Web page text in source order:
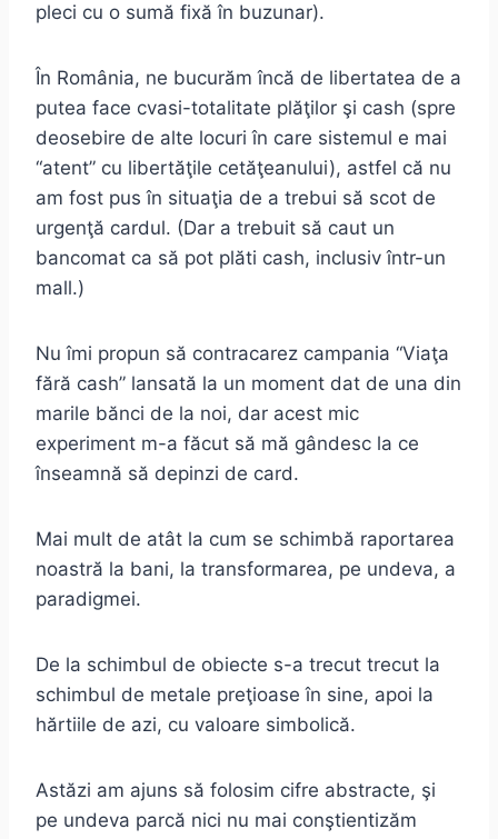
pleci cu o sumă fixă în buzunar).
În România, ne bucurăm încă de libertatea de a
putea face cvasi-totalitate plăţilor şi cash (spre
deosebire de alte locuri în care sistemul e mai
“atent” cu libertăţile cetăţeanului), astfel că nu
am fost pus în situaţia de a trebui să scot de
urgenţă cardul. (Dar a trebuit să caut un
bancomat ca să pot plăti cash, inclusiv într-un
mall.)
Nu îmi propun să contracarez campania “Viaţa
fără cash” lansată la un moment dat de una din
marile bănci de la noi, dar acest mic
experiment m-a făcut să mă gândesc la ce
înseamnă să depinzi de card.
Mai mult de atât la cum se schimbă raportarea
noastră la bani, la transformarea, pe undeva, a
paradigmei.
De la schimbul de obiecte s-a trecut trecut la
schimbul de metale preţioase în sine, apoi la
hărtiile de azi, cu valoare simbolică.
Astăzi am ajuns să folosim cifre abstracte, şi
pe undeva parcă nici nu mai conştientizăm